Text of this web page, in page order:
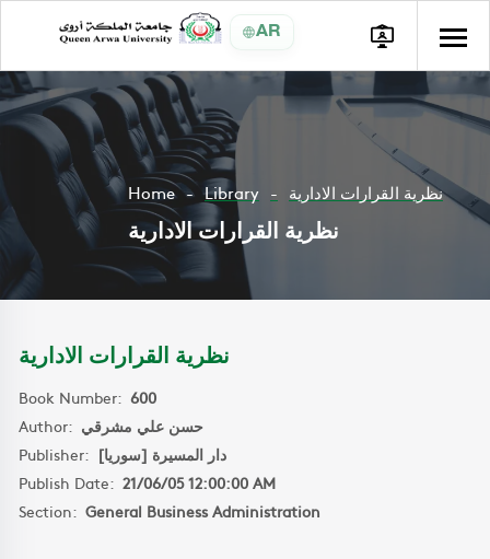
AR
Home Library نظرية القرارات الادارية
نظرية القرارات الادارية
نظرية القرارات الادارية
Book Number: 600
Author: حسن علي مشرقي
Publisher: دار المسيرة [سوريا]
Publish Date: 21/06/05 12:00:00 AM
Section: General Business Administration